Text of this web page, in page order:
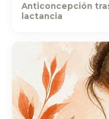
Anticoncepción
lactancia